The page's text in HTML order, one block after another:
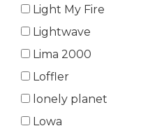
Light My Fire
Lightwave
Lima 2000
Loffler
lonely planet
Lowa